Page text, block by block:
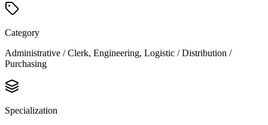
Category
Administrative / Clerk, Engineering, Logistic / Distribution /
Purchasing
Specialization